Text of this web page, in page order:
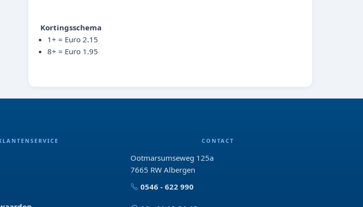
Kortingsschema
1+ = Euro 2.15
8+ = Euro 1.95
CONTACT
Ootmarsumseweg 125a
7665 RW Albergen
0546 - 622 990